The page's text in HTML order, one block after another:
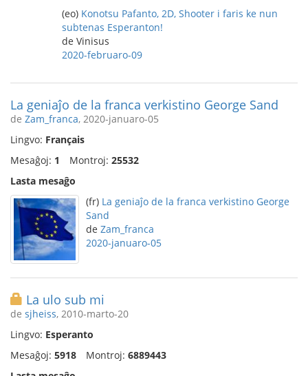
(eo) Konotsu Pafanto, 2D, Shooter i faris ke nun
subtenas Esperanton!
de Vinisus
2020-februaro-09
La geniaĵo de la franca verkistino George Sand
de Zam_franca, 2020-januaro-05
Lingvo: Français
Mesaĝoj: 1 Montroj: 25532
Lasta mesaĝo
(fr) La geniaĵo de la franca verkistino George
Sand
de Zam_franca
2020-januaro-05
La ulo sub mi
de sjheiss, 2010-marto-20
Lingvo: Esperanto
Mesaĝoj: 5918 Montroj: 6889443